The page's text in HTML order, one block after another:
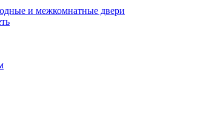
и межкомнатные двери